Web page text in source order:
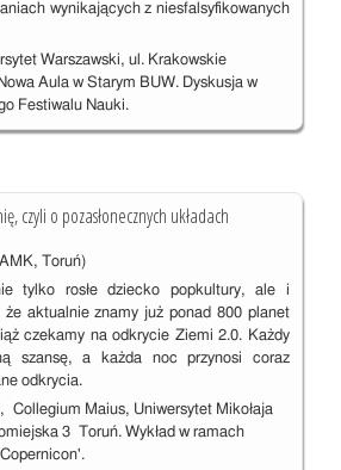
wynikających z niesfalsyfikowanych
Warszawski, ul. Krakowskie
Aula w Starym BUW. Dyskusja w
Festiwalu Nauki.
czyli o pozasłonecznych układach
Toruń)
tylko rosłe dziecko popkultury, ale i
że aktualnie znamy już ponad 800 planet
czekamy na odkrycie Ziemi 2.0. Każdy
szansę, a każda noc przynosi coraz
odkrycia.
Collegium Maius, Uniwersytet Mikołaja
3 Toruń. Wykład w ramach